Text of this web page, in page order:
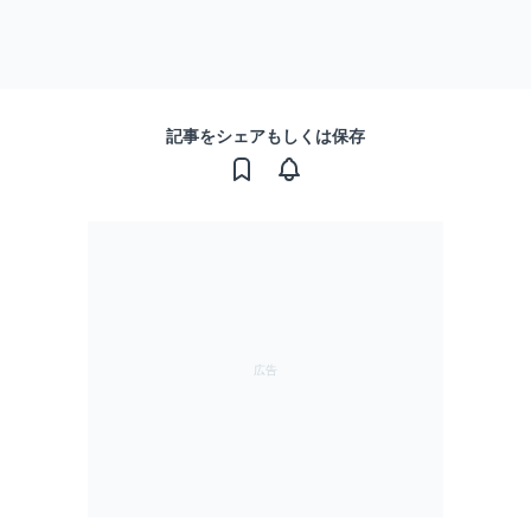
記事をシェアもしくは保存